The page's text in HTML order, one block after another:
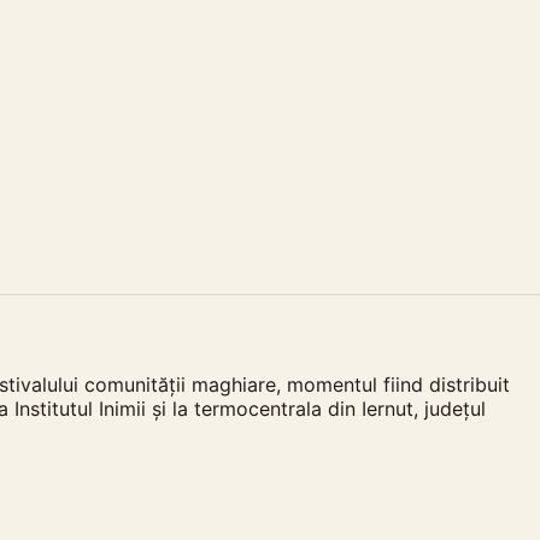
comunității maghiare, momentul fiind distribuit
Inimii și la termocentrala din Iernut, județul